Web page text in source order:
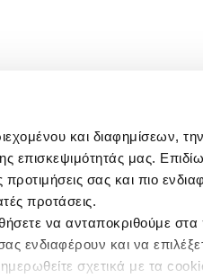
και διαφημίσεων,
επισκεψιμότητάς μας.
σας και πιο
προτάσεις.
να ανταποκριθούμε
ενδιαφέρουν και να
σχετικά με τα